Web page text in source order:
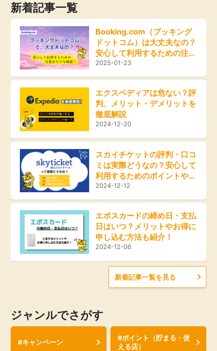
GMOポイ活の使い方
ヘルプセンター
新着記事一覧
Booking.com（ブッキング
ドットコム）は大丈夫なの？
安心して利用するための注意
点などを解説！
2025-01-23
エクスペディアは危ない？評
判、メリット・デメリットを
徹底解説
2024-12-20
スカイチケットの評判・口コ
ミは実際どうなの？安心して
利用するためのポイントやお
得な方法をご紹介！
2024-12-12
エポスカードの締め日・支払
日はいつ？メリットやお得に
申し込む方法も紹介！
2024-12-06
新着記事一覧を見る
ジャンルでさがす
#キャンペーン
#ポイント（貯まる・使
える店）